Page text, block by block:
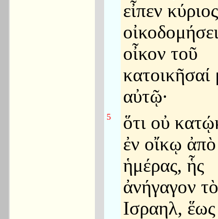
εἶπεν
οἶκον τοῦ
κατοικῆσαί
αὐτῷ·
5
ὅτι οὐ
ἐν οἴκῳ
ἡμέρας, ἧς
ἀνήγαγον
Ισραηλ, ἕως